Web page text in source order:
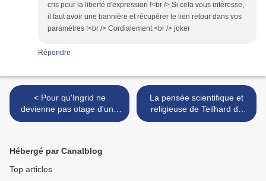
cris pour la liberté d'expression !<br /> Si cela vous intéresse,
il faut avoir une bannière et récupérer le lien retour dans vos
paramètres !<br /> Cordialement.<br /> joker
Répondre
< Pour qu'Ingrid ne
devienne pas otage d'une
autre force...
La pensée scientifique et
religieuse de Teilhard de
Chardin >
Hébergé par Canalblog
Top articles